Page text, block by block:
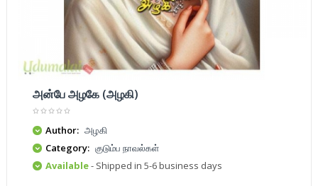
அன்பே அழகே (அழகி)
Author: அழகி
Category: குடும்ப நாவல்கள்
Available- Shipped in 5-6 business days